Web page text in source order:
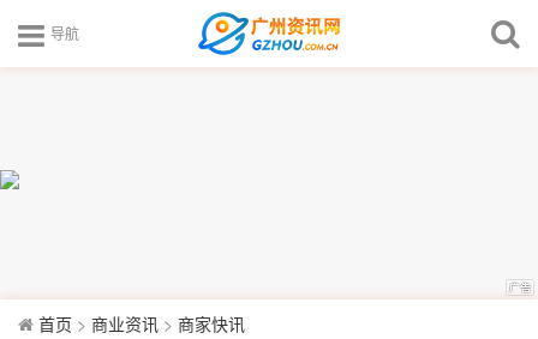
导航
首页 > 商业资讯 > 商家快讯